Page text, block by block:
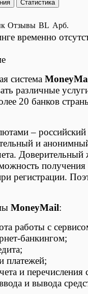
Отзывы BL Арб.
временно
система
различные
20 банков
–
и
получения
регистрации.
MoneyMail:
работы с
банкингом;
платежей;
и
и вывода